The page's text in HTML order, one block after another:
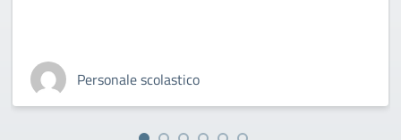
Personale scolastico